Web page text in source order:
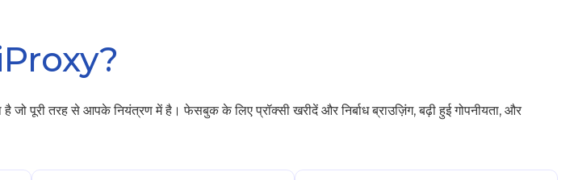
पूरी तरह से आपके नियंत्रण में है। फेसबुक के लिए प्रॉक्सी खरीदें और निर्बाध ब्राउज़िंग, बढ़ी हुई गोपनीयता, और